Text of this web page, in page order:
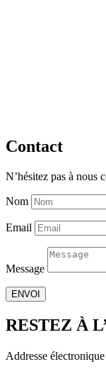
Contact
N’hésitez pas à nous
Nom
Email
Message
ENVOI
RESTEZ À
Addresse électronique